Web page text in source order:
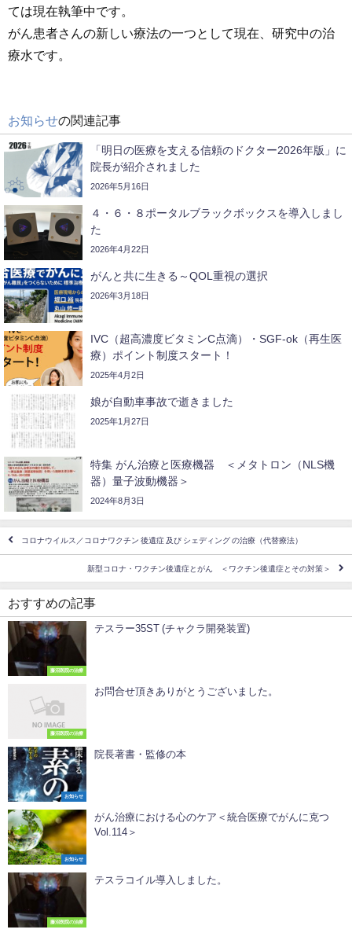
ては現在執筆中です。
がん患者さんの新しい療法の一つとして現在、研究中の治
療水です。
お知らせの関連記事
「明日の医療を支える信頼のドクター2026年版」に
院長が紹介されました
2026年5月16日
４・６・８ポータルブラックボックスを導入しまし
た
2026年4月22日
がんと共に生きる～QOL重視の選択
2026年3月18日
IVC（超高濃度ビタミンC点滴）・SGF-ok（再生医
療）ポイント制度スタート！
2025年4月2日
娘が自動車事故で逝きました
2025年1月27日
特集 がん治療と医療機器 ＜メタトロン（NLS機
器）量子波動機器＞
2024年8月3日
コロナウイルス／コロナワクチン 後遺症 及び シェディング の治療（代替療法）
新型コロナ・ワクチン後遺症とがん ＜ワクチン後遺症とその対策＞
おすすめの記事
藤沼医院の治療
テスラー35ST (チャクラ開発装置)
藤沼医院の治療
お問合せ頂きありがとうございました。
お知らせ
院長著書・監修の本
お知らせ
がん治療における心のケア＜統合医療でがんに克つ
Vol.114＞
藤沼医院の治療
テスラコイル導入しました。